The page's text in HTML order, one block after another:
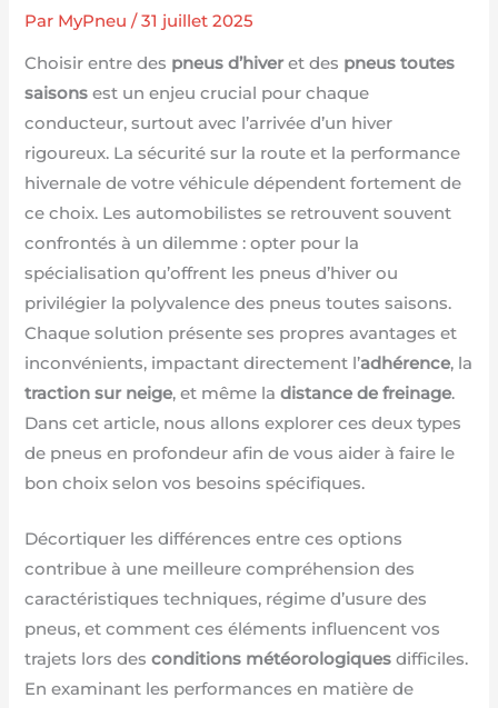
Par MyPneu/31 juillet 2025
Choisir entre des pneus d’hiveret des pneus toutes
saisons est un enjeu crucial pour chaque
conducteur, surtout avec l’arrivée d’un hiver
rigoureux. La sécurité sur la route et la performance
hivernale de votre véhicule dépendent fortement de
ce choix. Les automobilistes se retrouvent souvent
confrontés à un dilemme : opter pour la
spécialisation qu’offrent les pneus d’hiver ou
privilégier la polyvalence des pneus toutes saisons.
Chaque solution présente ses propres avantages et
inconvénients, impactant directement l’adhérence, la
traction sur neige, et même ladistance de freinage.
Dans cet article, nous allons explorer ces deux types
de pneus en profondeur afin de vous aider à faire le
bon choix selon vos besoins spécifiques.
Décortiquer les différences entre ces options
contribue à une meilleure compréhension des
caractéristiques techniques, régime d’usure des
pneus, et comment ces éléments influencent vos
trajets lors desconditions météorologiques difficiles.
En examinant les performances en matière de